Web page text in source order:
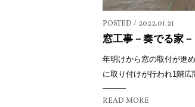
POSTED / 2022.01.21
窓工事－奏でる家－
年明けから窓の取付が進
に取り付けが行われ1階広
READ MORE